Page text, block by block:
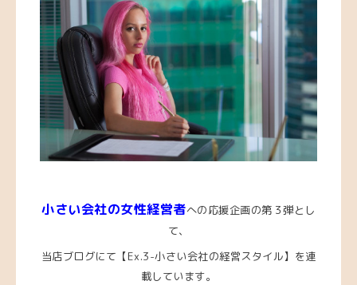
小さい会社の女性経営者への応援企画の第３弾とし
て、
当店ブログにて【Ex.3-小さい会社の経営スタイル】を連
載しています。